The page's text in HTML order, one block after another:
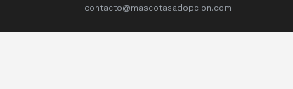
contacto@mascotasadopcion.com